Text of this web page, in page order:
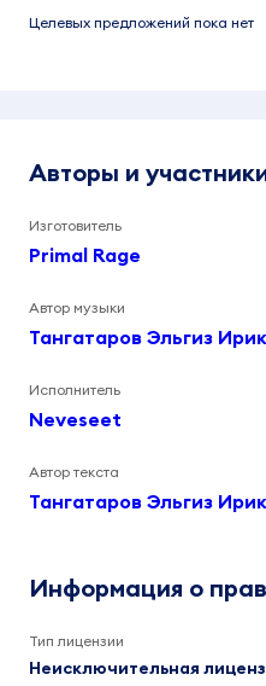
Целевых предложений пока нет
Авторы и
Изготовитель
Primal Rage
Автор музыки
Тангатаров Эльгиз
Исполнитель
Neveseet
Автор текста
Тангатаров Эльгиз
Информация о
Тип лицензии
Неисключительная